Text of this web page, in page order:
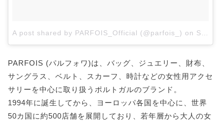
A post shared by PARFOIS_Official (@parfois_) on Sep 22, 2017 at 12:28am PDT
PARFOIS (パルフォワ)は、バッグ、ジュエリー、財布、
サングラス、ベルト、スカーフ、時計などの女性用アクセ
サリーを中心に取り扱うポルトガルのブランド。
1994年に誕生してから、ヨーロッパ各国を中心に、世界
50カ国に約500店舗を展開しており、若年層から大人の女